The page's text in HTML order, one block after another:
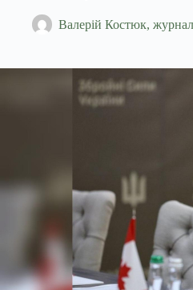
Валерій Костюк,